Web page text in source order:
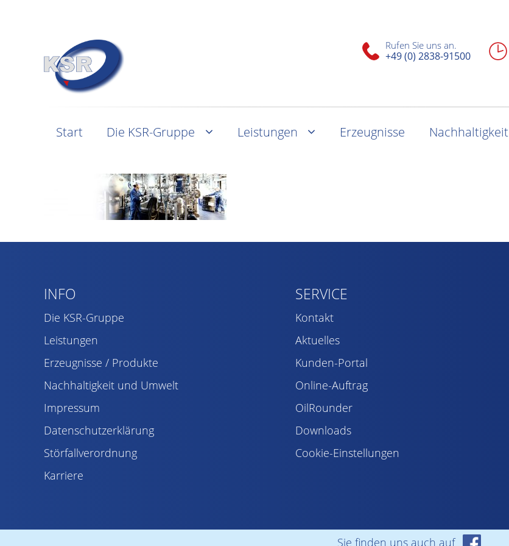
Rufen Sie uns an.
+49 (0) 2838-91500
Start Die KSR-Gruppe Leistungen Erzeugnisse Nachhaltigkeit
INFO
Die KSR-Gruppe
Leistungen
Erzeugnisse / Produkte
Nachhaltigkeit und Umwelt
Impressum
Datenschutzerklärung
Störfallverordnung
Karriere
SERVICE
Kontakt
Aktuelles
Kunden-Portal
Online-Auftrag
OilRounder
Downloads
Cookie-Einstellungen
Sie finden uns auch auf